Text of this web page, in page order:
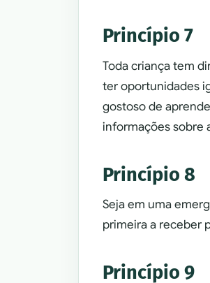
Princípio 7
Toda criança tem
ter oportunidades
gostoso de
informações sobre
Princípio 8
Seja em uma
primeira a receber
Princípio 9